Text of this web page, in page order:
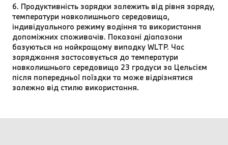
6. Продуктивність зарядки залежить від рівня заряду,
температури навколишнього середовища,
індивідуального режиму водіння та використання
допоміжних споживачів. Показані діапазони
базуються на найкращому випадку WLTP. Час
заряджання застосовується до температури
навколишнього середовища 23 градуси за Цельсієм
після попередньої поїздки та може відрізнятися
залежно від стилю використання.